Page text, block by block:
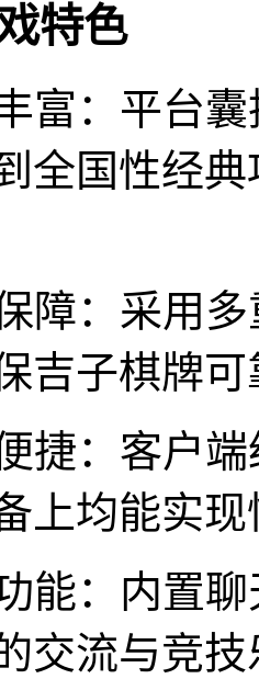
特色
富：平台
全国性经
障：采用
吉子棋牌可
捷：客户
上均能实
能：内置
交流与竞